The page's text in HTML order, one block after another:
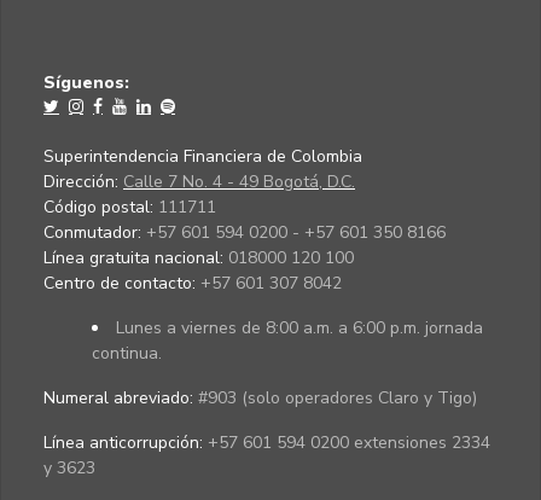
Síguenos:
Superintendencia Financiera de Colombia
Dirección: Calle 7 No. 4 - 49 Bogotá, D.C.
Código postal: 111711
Conmutador: +57 601 594 0200 - +57 601 350 8166
Línea gratuita nacional: 018000 120 100
Centro de contacto: +57 601 307 8042
Lunes a viernes de 8:00 a.m. a 6:00 p.m. jornada
continua.
Numeral abreviado: #903 (solo operadores Claro y Tigo)
Línea anticorrupción: +57 601 594 0200 extensiones 2334
y 3623